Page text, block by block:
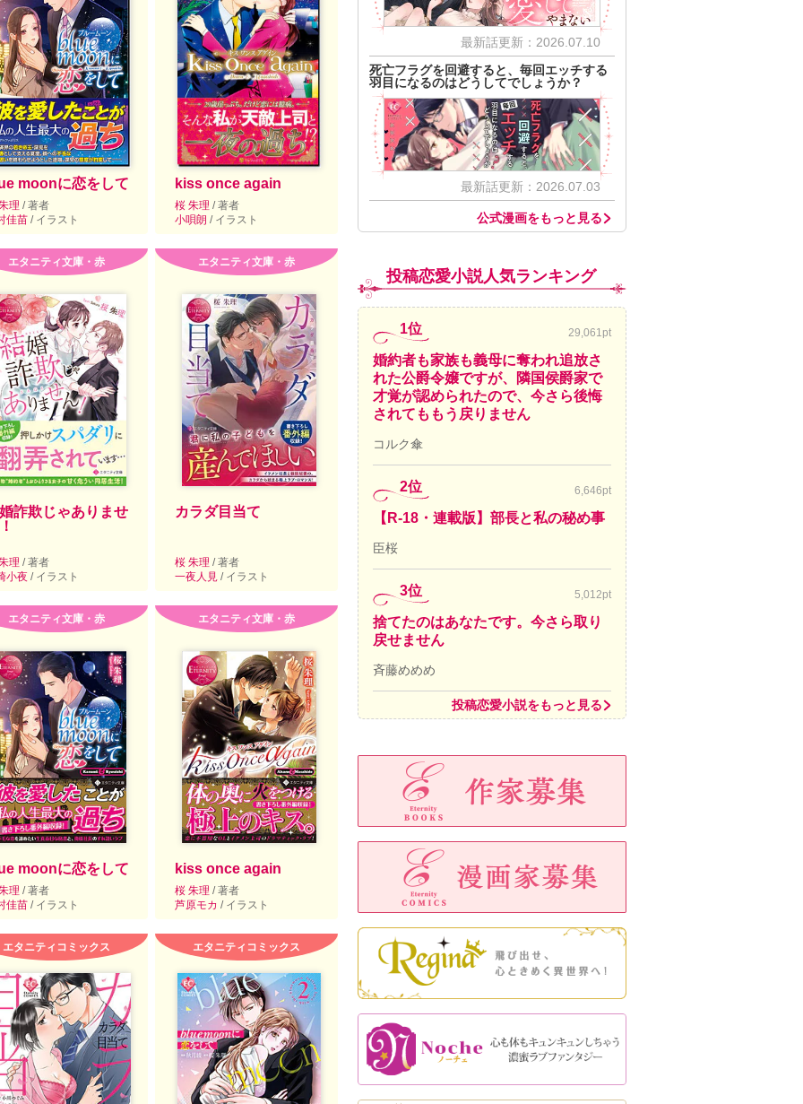
moonに恋をして
理 / 著者
佳苗 / イラスト
kiss once again
桜 朱理 / 著者
小唄朗 / イラスト
エタニティ文庫・赤
詐欺じゃありませ
理 / 著者
小夜 / イラスト
エタニティ文庫・赤
カラダ目当て
桜 朱理 / 著者
一夜人見 / イラスト
エタニティ文庫・赤
moonに恋をして
理 / 著者
佳苗 / イラスト
エタニティ文庫・赤
kiss once again
桜 朱理 / 著者
芦原モカ / イラスト
エタニティコミックス エタニティコミックス
最新話更新：2026.07.10
死亡フラグを回避すると、毎回エッチする
羽目になるのはどうしてでしょうか？
最新話更新：2026.07.03
公式漫画をもっと見る
投稿恋愛小説人気ランキング
1位 29,061pt
婚約者も家族も義母に奪われ追放さ
れた公爵令嬢ですが、隣国侯爵家で
才覚が認められたので、今さら後悔
されてももう戻りません
コルク傘
2位 6,646pt
【R-18・連載版】部長と私の秘め事
臣桜
3位 5,012pt
捨てたのはあなたです。今さら取り
戻せません
斉藤めめめ
投稿恋愛小説をもっと見る